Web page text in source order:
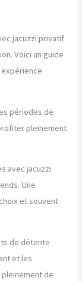
jacuzzi privatif
Voici un guide
périodes de
pleinement
avec jacuzzi
Une
et souvent
de détente
et les
de